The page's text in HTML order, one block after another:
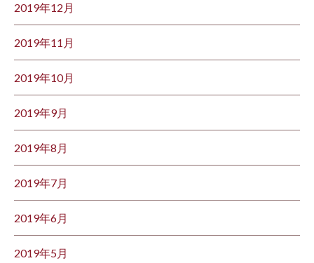
2019年12月
2019年11月
2019年10月
2019年9月
2019年8月
2019年7月
2019年6月
2019年5月